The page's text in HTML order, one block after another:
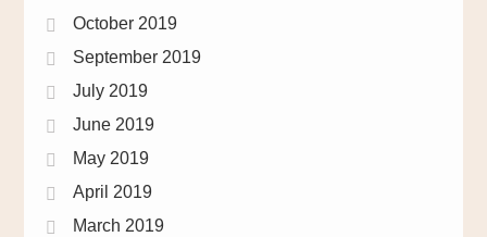
October 2019
September 2019
July 2019
June 2019
May 2019
April 2019
March 2019